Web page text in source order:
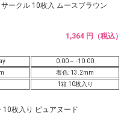
ークル 10枚入 ムースブラウン
1,364 円（税込）
0.00～ -10.00
着色: 13.2mm
1箱 10枚入り
10枚入り ピュアヌード